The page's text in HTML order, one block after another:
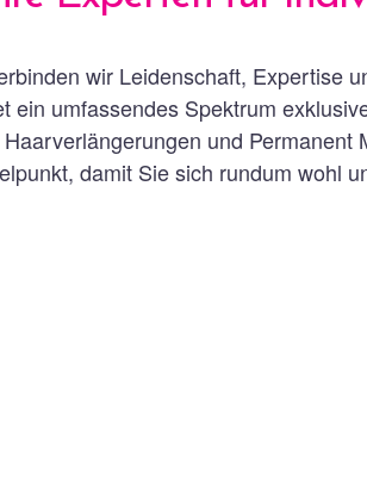
wir Leidenschaft, Expertise
ein umfassendes Spektrum
und
damit Sie sich rundum wohl